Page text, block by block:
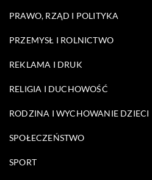
PRAWO, RZĄD I POLITYKA
PRZEMYSŁ I ROLNICTWO
REKLAMA I DRUK
RELIGIA I DUCHOWOŚĆ
RODZINA I WYCHOWANIE DZIECI
SPOŁECZEŃSTWO
SPORT